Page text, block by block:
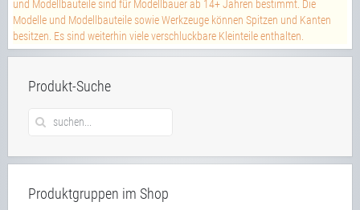
und Modellbauteile sind für Modellbauer ab 14+ Jahren bestimmt. Die
Modelle und Modellbauteile sowie Werkzeuge können Spitzen und Kanten
besitzen. Es sind weiterhin viele verschluckbare Kleinteile enthalten.
Produkt-Suche
Produktgruppen im Shop